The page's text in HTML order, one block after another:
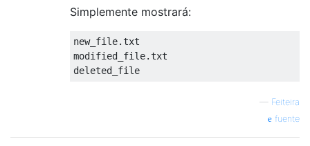
Simplemente mostrará:
new_file.txt
modified_file.txt
— Feiteira
fuente